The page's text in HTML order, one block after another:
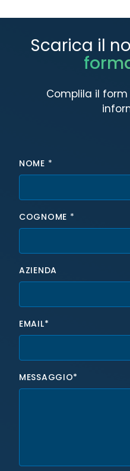
Scarica il
Complila il
NOME *
COGNOME *
AZIENDA
EMAIL*
MESSAGGIO*